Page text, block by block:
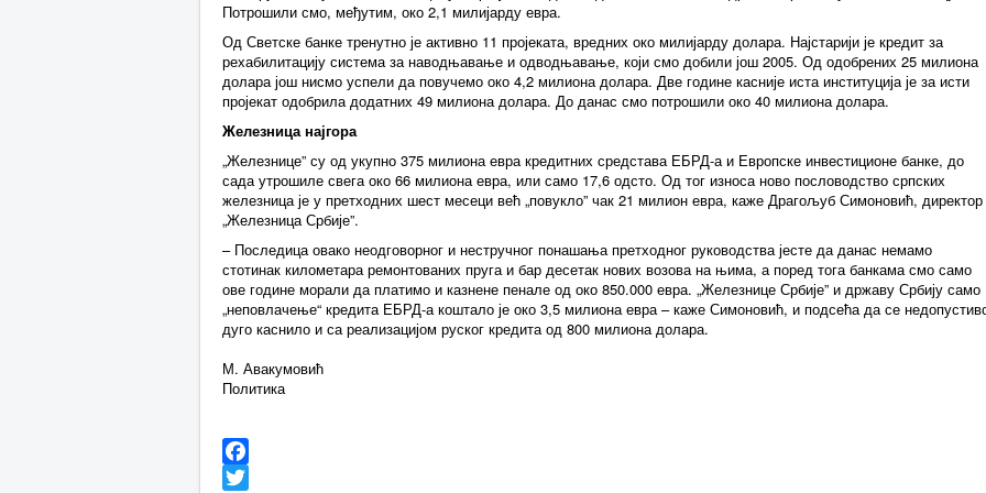
Потрошили смо, међутим, око 2,1 милијарду евра.
Од Светске банке тренутно је активно 11 пројеката, вредних око милијарду долара. Најстарији је кредит за
рехабилитацију система за наводњавање и одводњавање, који смо добили још 2005. Од одобрених 25 милиона
долара још нисмо успели да повучемо око 4,2 милиона долара. Две године касније иста институција је за исти
пројекат одобрила додатних 49 милиона долара. До данас смо потрошили око 40 милиона долара.
Железница најгора
„Железнице” су од укупно 375 милиона евра кредитних средстава ЕБРД-а и Европске инвестиционе банке, до
сада утрошиле свега око 66 милиона евра, или само 17,6 одсто. Од тог износа ново пословодство српских
железница је у претходних шест месеци већ „повукло” чак 21 милион евра, каже Драгољуб Симоновић, директор
„Железница Србије”.
– Последица овако неодговорног и нестручног понашања претходног руководства јесте да данас немамо
стотинак километара ремонтованих пруга и бар десетак нових возова на њима, а поред тога банкама смо само
ове године морали да платимо и казнене пенале од око 850.000 евра. „Железнице Србије” и државу Србију само
„неповлачење“ кредита ЕБРД-а коштало је око 3,5 милиона евра – каже Симоновић, и подсећа да се
дуго каснило и са реализацијом руског кредита од 800 милиона долара.
М. Авакумовић
Политика
Facebook